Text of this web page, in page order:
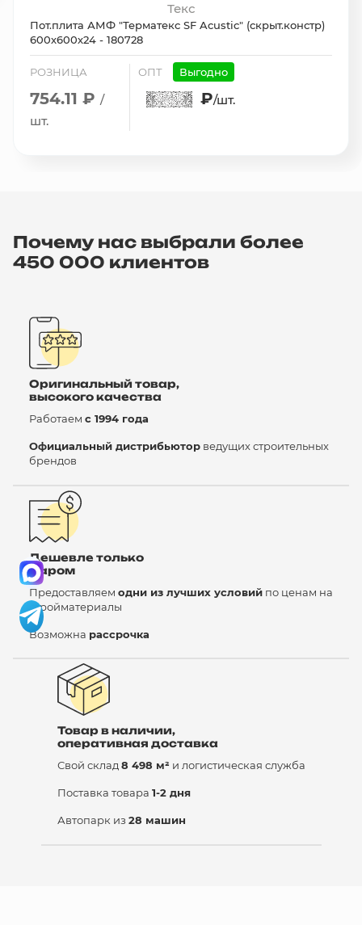
Текс
Пот.плита АМФ "Терматекс SF Acustic" (скрыт.констр)
600х600х24 - 180728
РОЗНИЦА
754.11 ₽ /
шт.
ОПТ Выгодно
₽/шт.
Почему нас выбрали более
450 000 клиентов
Оригинальный товар,
высокого качества
Работаем с 1994 года
Официальный дистрибьютор ведущих строительных
брендов
Дешевле только
даром
Предоставляем одни из лучших условий по ценам на
стройматериалы
Возможна рассрочка
Товар в наличии,
оперативная доставка
Свой склад 8 498 м² и логистическая служба
Поставка товара 1-2 дня
Автопарк из 28 машин